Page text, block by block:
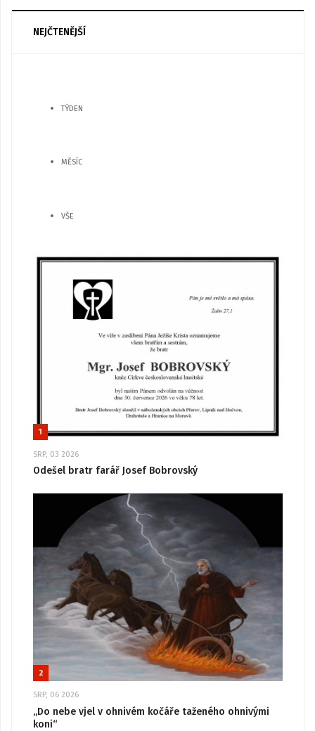
NEJČTENĚJŠÍ
TÝDEN
MĚSÍC
VŠE
1
SRP, 03 2026
Odešel bratr farář Josef Bobrovský
2
SRP, 06 2026
„Do nebe vjel v ohnivém kočáře taženého ohnivými
koni“